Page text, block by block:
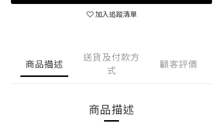
加入追蹤清單
商品描述
送貨及付款方
式
顧客評價
商品描述